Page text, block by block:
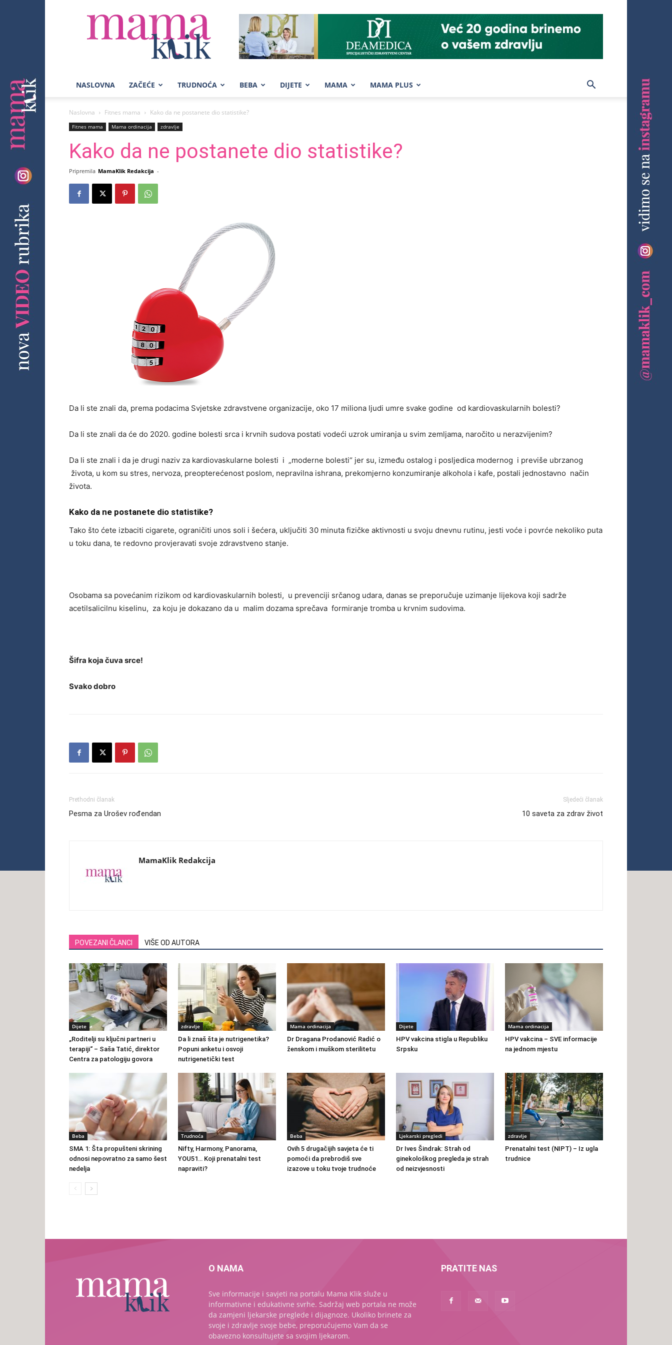
Mama
NASLOVNA ZAČEĆE TRUDNOĆA BEBA DIJETE MAMA MAMA PLUS
Naslovna Fitnes mama Kako da ne postanete dio statistike?
Fitnes mama Mama ordinacija zdravlje
Kako da ne postanete dio statistike?
Pripremila MamaKlik Redakcija -
Da li ste znali da, prema podacima Svjetske zdravstvene organizacije, oko 17 miliona ljudi umre svake godine od kardiovaskularnih bolesti?
Da li ste znali da će do 2020. godine bolesti srca i krvnih sudova postati vodeći uzrok umiranja u svim zemljama, naročito u nerazvijenim?
Da li ste znali i da je drugi naziv za kardiovaskularne bolesti i „moderne bolesti“ jer su, između ostalog i posljedica modernog i previše ubrzanog
života, u kom su stres, nervoza, preopterećenost poslom, nepravilna ishrana, prekomjerno konzumiranje alkohola i kafe, postali jednostavno način
života.
Kako da ne postanete dio statistike?
Tako što ćete izbaciti cigarete, ograničiti unos soli i šećera, uključiti 30 minuta fizičke aktivnosti u svoju dnevnu rutinu, jesti voće i povrće nekoliko puta
u toku dana, te redovno provjeravati svoje zdravstveno stanje.
Osobama sa povećanim rizikom od kardiovaskularnih bolesti, u prevenciji srčanog udara, danas se preporučuje uzimanje lijekova koji sadrže
acetilsalicilnu kiselinu, za koju je dokazano da u malim dozama sprečava formiranje tromba u krvnim sudovima.
Šifra koja čuva srce!
Svako dobro
Prethodni članak
Pesma za Urošev rođendan
Sljedeći članak
10 saveta za zdrav život
MamaKlik Redakcija
POVEZANI ČLANCI VIŠE OD AUTORA
Dijete
„Roditelji su ključni partneri u
terapiji“ – Saša Tatić, direktor
Centra za patologiju govora
zdravlje
Da li znaš šta je nutrigenetika?
Popuni anketu i osvoji
nutrigenetički test
Mama ordinacija
Dr Dragana Prodanović Radić o
ženskom i muškom sterilitetu
Dijete
HPV vakcina stigla u Republiku
Srpsku
Mama ordinacija
HPV vakcina – SVE informacije
na jednom mjestu
Beba
SMA 1: Šta propušteni skrining
odnosi nepovratno za samo šest
nedelja
Trudnoća
Nifty, Harmony, Panorama,
YOU51… Koji prenatalni test
napraviti?
Beba
Ovih 5 drugačijih savjeta će ti
pomoći da prebrodiš sve
izazove u toku tvoje trudnoće
Ljekarski pregledi
Dr Ives Šindrak: Strah od
ginekološkog pregleda je strah
od neizvjesnosti
zdravlje
Prenatalni test (NIPT) – Iz ugla
trudnice
O NAMA
Sve informacije i savjeti na portalu Mama Klik služe u
informativne i edukativne svrhe. Sadržaj web portala ne može
da zamjeni ljekarske preglede i dijagnoze. Ukoliko brinete za
svoje i zdravlje svoje bebe, preporučujemo Vam da se
obavezno konsultujete sa svojim ljekarom.
PRATITE NAS